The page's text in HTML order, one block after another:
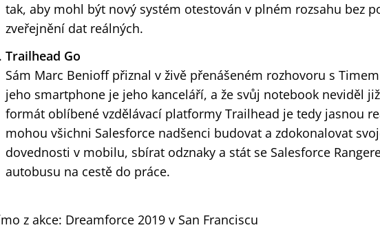
tak, aby mohl být nový systém otestován v plném rozsahu bez
zveřejnění dat reálných.
Trailhead Go
Sám Marc Benioff přiznal v živě přenášeném rozhovoru s
jeho smartphone je jeho kanceláří, a že svůj notebook neviděl
formát oblíbené vzdělávací platformy Trailhead je tedy jasnou
mohou všichni Salesforce nadšenci budovat a zdokonalovat
dovednosti v mobilu, sbírat odznaky a stát se Salesforce
autobusu na cestě do práce.
z akce: Dreamforce 2019 v San Franciscu